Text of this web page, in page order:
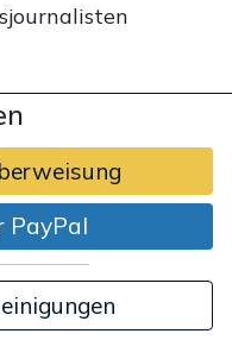
PayPal